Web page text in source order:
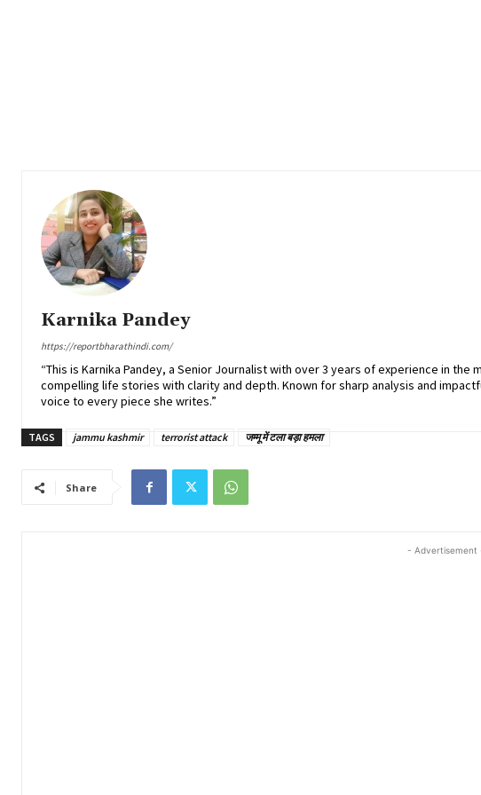
Karnika Pandey
https://reportbharathindi.com/
“This is Karnika Pandey, a Senior Journalist with over 3 years of experience in
compelling life stories with clarity and depth. Known for sharp analysis and
voice to every piece she writes.”
TAGS jammu kashmir terrorist attack जम्मू में टला बड़ा हमला
Share
- Advertisement